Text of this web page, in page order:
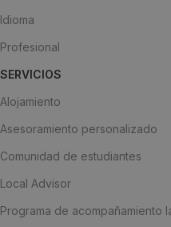
Idioma
Profesional
SERVICIOS
Alojamiento
Asesoramiento personalizado
Comunidad de estudiantes
Local Advisor
Programa de acompañamiento